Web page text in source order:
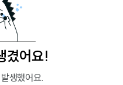
겼어요!
생했어요.